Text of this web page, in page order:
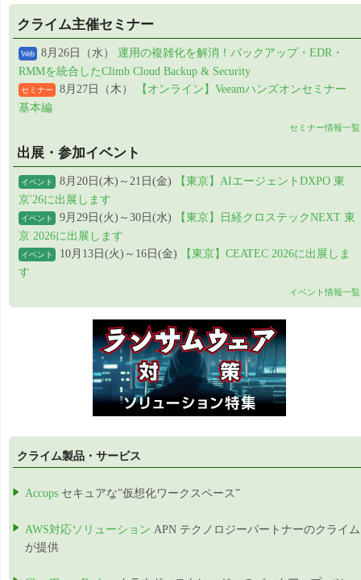
クライム主催セミナー
Web 8月26日（水） 運用の複雑化を解消！バックアップ・EDR・
RMMを統合したClimb Cloud Backup & Security
セミナー 8月27日（木）
【オンライン】Veeamハンズオンセミナー
基本編
セミナー情報一覧
出展・参加イベント
イベント 8月20日(木)～21日(金)
【東京】AIエージェントDXPO 東
京'26に出展します
イベント 9月29日(火)～30日(水)
【東京】日経クロステックNEXT 東
京 2026に出展します
イベント 10月13日(火)～16日(金)
【東京】CEATEC 2026に出展しま
す
イベント情報一覧
クライム製品・サービス
Accops セキュアな”仮想化ワークスペース”
AWS対応ソリューション APN テクノロジーパートナーのクライム
が提供